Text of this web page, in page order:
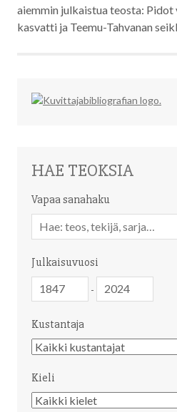
aiemmin julkaistua teosta:
kasvatti ja Teemu-Tahvanan
HAE TEOKSIA
Vapaa sanahaku
sanahaku
Julkaisuvuosi
-
Kustantaja
Kustantaja
Kieli
Kieli